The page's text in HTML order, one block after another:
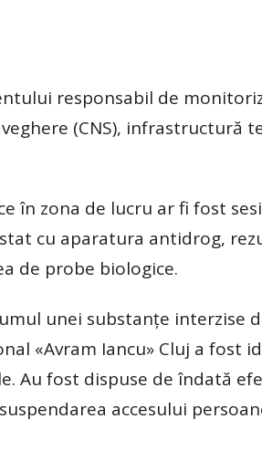
responsabil de
(CNS), infrastructură
în zona de lucru ar fi fost
cu aparatura antidrog,
de probe biologice.
unei substanțe interzise
«Avram Iancu» Cluj a fost
Au fost dispuse de îndată
accesului